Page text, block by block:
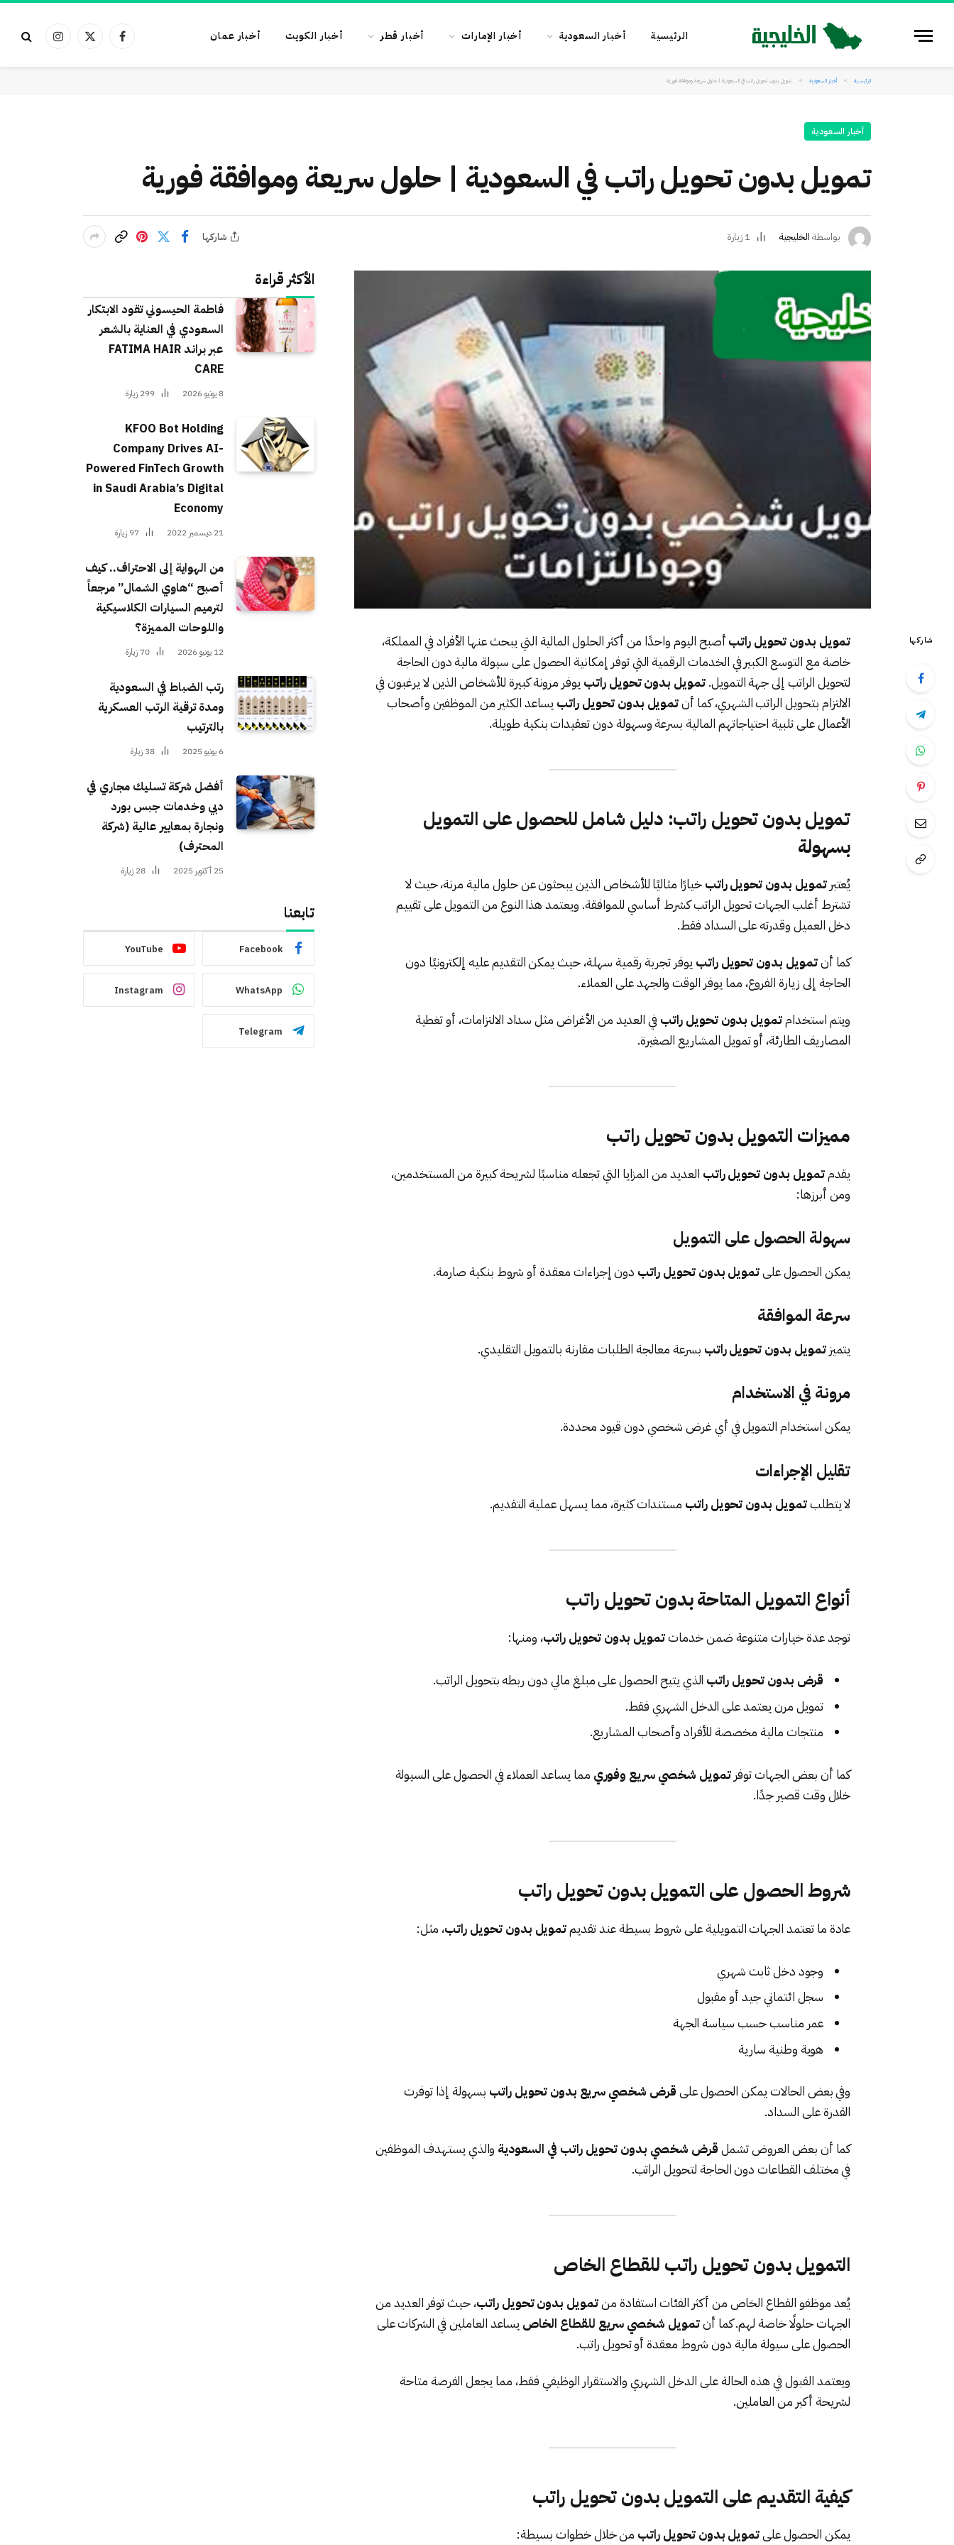
الرئيسية أخبار السعودية أخبار الإمارات أخبار قطر أخبار الكويت أخبار عمان فيسبوكX
الانستغرام
الرئيسية » أخبار السعودية » تمويل بدون تحويل راتب في السعودية | حلول سريعة وموافقة فورية
أخبار السعودية
تمويل بدون تحويل راتب في السعودية | حلول سريعة وموافقة فورية
بواسطة الخليجية 1 زيارة شاركها
شاركها تمويل بدون تحويل راتبأصبح اليوم واحدًا من أكثر الحلول المالية التي يبحث عنها الأفراد في المملكة،
خاصة مع التوسع الكبير في الخدمات الرقمية التي توفر إمكانية الحصول على سيولة مالية دون الحاجة
لتحويل الراتب إلى جهة التمويل.تمويل بدون تحويل راتب يوفر مرونة كبيرة للأشخاص الذين لا يرغبون في
الالتزام بتحويل الراتب الشهري، كما أنتمويل بدون تحويل راتب يساعد الكثير من الموظفين وأصحاب
الأعمال على تلبية احتياجاتهم المالية بسرعة وسهولة دون تعقيدات بنكية طويلة.
تمويل بدون تحويل راتب: دليل شامل للحصول على التمويل
بسهولة
يُعتبرتمويل بدون تحويل راتبخيارًا مثاليًا للأشخاص الذين يبحثون عن حلول مالية مرنة، حيث لا
تشترط أغلب الجهات تحويل الراتب كشرط أساسي للموافقة. ويعتمد هذا النوع من التمويل على تقييم
دخل العميل وقدرته على السداد فقط.
كما أنتمويل بدون تحويل راتب يوفر تجربة رقمية سهلة، حيث يمكن التقديم عليه إلكترونيًا دون
الحاجة إلى زيارة الفروع، مما يوفر الوقت والجهد على العملاء.
ويتم استخدامتمويل بدون تحويل راتبفي العديد من الأغراض مثل سداد الالتزامات، أو تغطية
المصاريف الطارئة، أو تمويل المشاريع الصغيرة.
مميزات التمويل بدون تحويل راتب
يقدمتمويل بدون تحويل راتب العديد من المزايا التي تجعله مناسبًا لشريحة كبيرة من المستخدمين،
ومن أبرزها:
سهولة الحصول على التمويل
يمكن الحصول علىتمويل بدون تحويل راتب دون إجراءات معقدة أو شروط بنكية صارمة.
سرعة الموافقة
يتميزتمويل بدون تحويل راتب بسرعة معالجة الطلبات مقارنة بالتمويل التقليدي.
مرونة في الاستخدام
يمكن استخدام التمويل في أي غرض شخصي دون قيود محددة.
تقليل الإجراءات
لا يتطلبتمويل بدون تحويل راتب مستندات كثيرة، مما يسهل عملية التقديم.
أنواع التمويل المتاحة بدون تحويل راتب
توجد عدة خيارات متنوعة ضمن خدماتتمويل بدون تحويل راتب، ومنها:
قرض بدون تحويل راتب الذي يتيح الحصول على مبلغ مالي دون ربطه بتحويل الراتب.
تمويل مرن يعتمد على الدخل الشهري فقط.
منتجات مالية مخصصة للأفراد وأصحاب المشاريع.
كما أن بعض الجهات توفرتمويل شخصي سريع وفوري مما يساعد العملاء في الحصول على السيولة
خلال وقت قصير جدًا.
شروط الحصول على التمويل بدون تحويل راتب
عادة ما تعتمد الجهات التمويلية على شروط بسيطة عند تقديمتمويل بدون تحويل راتب، مثل:
وجود دخل ثابت شهري
سجل ائتماني جيد أو مقبول
عمر مناسب حسب سياسة الجهة
هوية وطنية سارية
وفي بعض الحالات يمكن الحصول علىقرض شخصي سريع بدون تحويل راتب بسهولة إذا توفرت
القدرة على السداد.
كما أن بعض العروض تشملقرض شخصي بدون تحويل راتب في السعودية والذي يستهدف الموظفين
في مختلف القطاعات دون الحاجة لتحويل الراتب.
التمويل بدون تحويل راتب للقطاع الخاص
يُعد موظفو القطاع الخاص من أكثر الفئات استفادة منتمويل بدون تحويل راتب، حيث توفر العديد من
الجهات حلولًا خاصة لهم. كما أنتمويل شخصي سريع للقطاع الخاص يساعد العاملين في الشركات على
الحصول على سيولة مالية دون شروط معقدة أو تحويل راتب.
ويعتمد القبول في هذه الحالة على الدخل الشهري والاستقرار الوظيفي فقط، مما يجعل الفرصة متاحة
لشريحة أكبر من العاملين.
كيفية التقديم على التمويل بدون تحويل راتب
يمكن الحصول علىتمويل بدون تحويل راتب من خلال خطوات بسيطة:
الأكثر قراءة
فاطمة الحيسوني تقود الابتكار
السعودي في العناية بالشعر
عبر براند FATIMA HAIR
CARE
8 يونيو 2026 299 زيارة
KFOO Bot Holding
Company Drives AI-
Powered FinTech Growth
in Saudi Arabia’s Digital
Economy
21 ديسمبر 2022 97 زيارة
من الهواية إلى الاحتراف.. كيف
أصبح “هاوي الشمال” مرجعاً
لترميم السيارات الكلاسيكية
واللوحات المميزة؟
12 يونيو 2026 70 زيارة
رتب الضباط في السعودية
ومدة ترقية الرتب العسكرية
بالترتيب
6 يونيو 2025 38 زيارة
أفضل شركة تسليك مجاري في
دبي وخدمات جبس بورد
ونجارة بمعايير عالية (شركة
المحترف)
25 أكتوبر 2025 28 زيارة
تابعنا
Facebook
YouTube
WhatsApp
Instagram
Telegram